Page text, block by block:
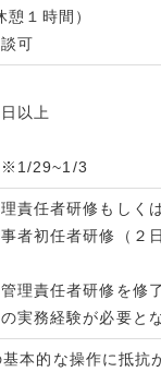
１時間）
可
以上
29~1/3
責任者研修もしく
者初任者研修（２
理責任者研修を修
実務経験が必要と
本的な操作に抵抗